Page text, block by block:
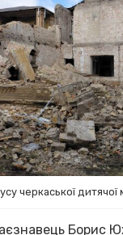
черкаської
Борис